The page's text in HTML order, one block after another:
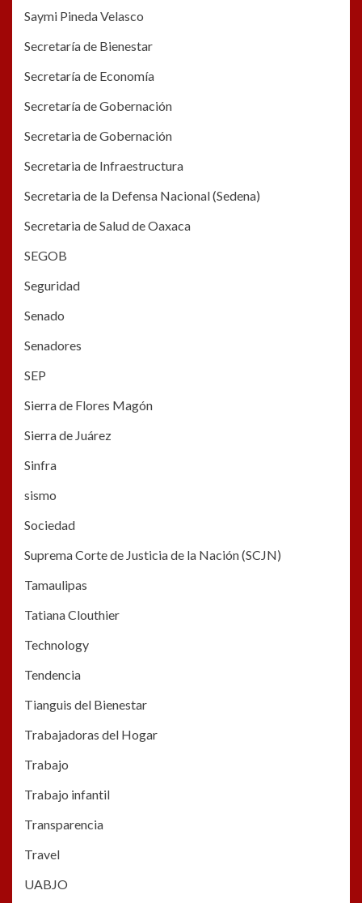
Saymi Pineda Velasco
Secretaría de Bienestar
Secretaría de Economía
Secretaría de Gobernación
Secretaria de Gobernación
Secretaria de Infraestructura
Secretaria de la Defensa Nacional (Sedena)
Secretaria de Salud de Oaxaca
SEGOB
Seguridad
Senado
Senadores
SEP
Sierra de Flores Magón
Sierra de Juárez
Sinfra
sismo
Sociedad
Suprema Corte de Justicia de la Nación (SCJN)
Tamaulipas
Tatiana Clouthier
Technology
Tendencia
Tianguis del Bienestar
Trabajadoras del Hogar
Trabajo
Trabajo infantil
Transparencia
Travel
UABJO